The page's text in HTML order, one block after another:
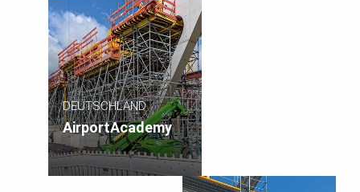
DEUTSCHLAND
AirportAcademy